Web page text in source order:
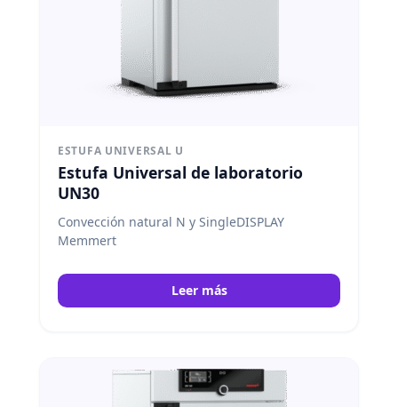
ESTUFA UNIVERSAL U
Estufa Universal de laboratorio
UN30
Convección natural N y SingleDISPLAY
Memmert
Leer más